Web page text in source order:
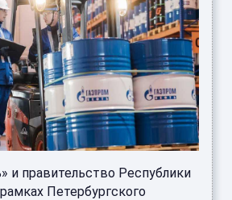
и правительство Республики
Петербургского